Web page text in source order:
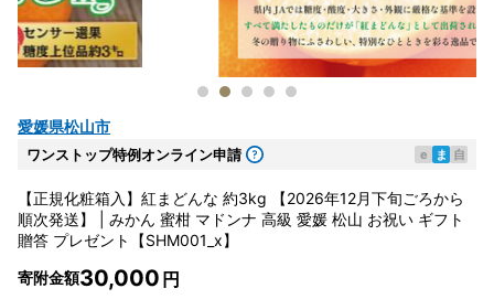
愛媛県松山市
ワンストップ特例オンライン申請 e ま 自
【正規化粧箱入】紅まどんな 約3kg 【2026年12月下旬ごろから
順次発送】 | みかん 蜜柑 マドンナ 高級 愛媛 松山 お祝い ギフト
贈答 プレゼント【SHM001_x】
寄附金額30,000